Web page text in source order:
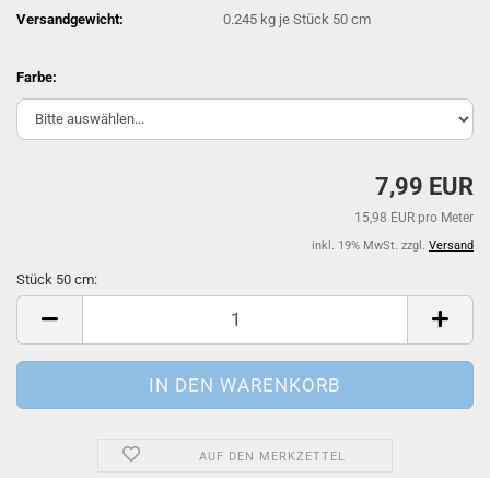
Versandgewicht:
0.245 kg je Stück 50 cm
Farbe:
7,99 EUR
15,98 EUR pro Meter
inkl. 19% MwSt. zzgl. Versand
Stück 50 cm:
Stück
cm
AUF DEN MERKZETTEL